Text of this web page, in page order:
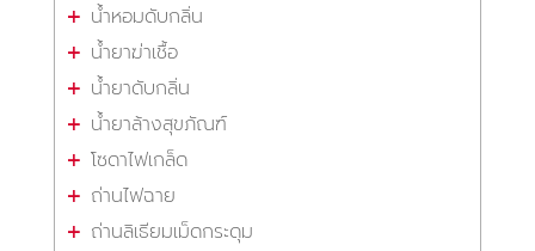
น้ำหอมดับกลิ่น
น้ำยาฆ่าเชื้อ
น้ำยาดับกลิ่น
น้ำยาล้างสุขภัณฑ์
โซดาไฟเกล็ด
ถ่านไฟฉาย
ถ่านลิเธียมเม็ดกระดุม